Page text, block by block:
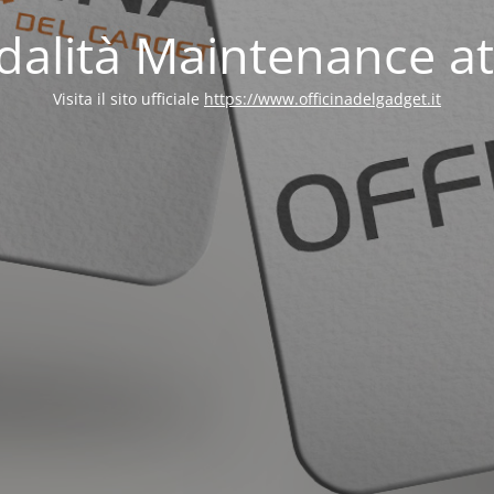
Maintenance
Visita il sito ufficiale https://www.officinadelgadget.it